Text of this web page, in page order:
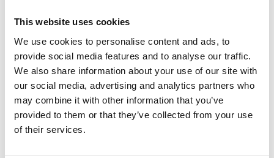
This website uses cookies
We use cookies to personalise content and ads, to
provide social media features and to analyse our traffic.
We also share information about your use of our site with
our social media, advertising and analytics partners who
may combine it with other information that you’ve
provided to them or that they’ve collected from your use
of their services.
Angelurlauben über die letzten Jahre immer
höflich und schnell geholfen haben. Jede
Saison gibt es neue schöne sowie gute
Gewässer. Alles in allem ist The Carp
Specialist eine zuverlässige und
vertrauenswürdige Firma, bei der ich immer
9/10 Dimtri Kessler